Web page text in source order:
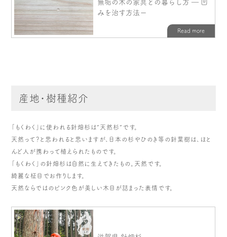
産地・樹種紹介
「もくわく」に使われる針畑杉は”天然杉”です。
天然って？と思われると思いますが、日本の杉やひのき等の針葉樹は、ほと
んど人が携わって植えられたものです。
「もくわく」の針畑杉は自然に生えてきたもの。天然です。
綺麗な柾目でお作りします。
天然ならではのピンク色が美しい木目が詰まった表情です。